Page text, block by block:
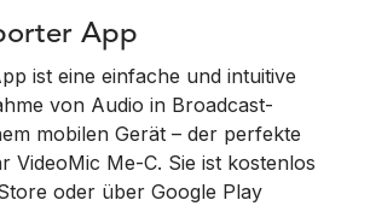
App
ist eine einfache und intuitive
von Audio in Broadcast-
mobilen Gerät – der perfekte
VideoMic Me-C. Sie ist kostenlos
oder über Google Play